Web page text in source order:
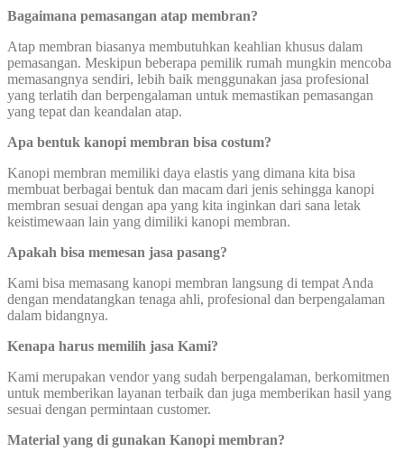
Bagaimana pemasangan atap membran?
Atap membran biasanya membutuhkan keahlian khusus dalam
pemasangan. Meskipun beberapa pemilik rumah mungkin mencoba
memasangnya sendiri, lebih baik menggunakan jasa profesional
yang terlatih dan berpengalaman untuk memastikan pemasangan
yang tepat dan keandalan atap.
Apa bentuk kanopi membran bisa costum?
Kanopi membran memiliki daya elastis yang dimana kita bisa
membuat berbagai bentuk dan macam dari jenis sehingga kanopi
membran sesuai dengan apa yang kita inginkan dari sana letak
keistimewaan lain yang dimiliki kanopi membran.
Apakah bisa memesan jasa pasang?
Kami bisa memasang kanopi membran langsung di tempat Anda
dengan mendatangkan tenaga ahli, profesional dan berpengalaman
dalam bidangnya.
Kenapa harus memilih jasa Kami?
Kami merupakan vendor yang sudah berpengalaman, berkomitmen
untuk memberikan layanan terbaik dan juga memberikan hasil yang
sesuai dengan permintaan customer.
Material yang di gunakan Kanopi membran?